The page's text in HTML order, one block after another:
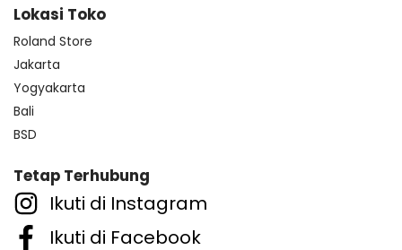
Lokasi Toko
Roland Store
Jakarta
Yogyakarta
Bali
BSD
Tetap Terhubung
Ikuti di Instagram
Ikuti di Facebook